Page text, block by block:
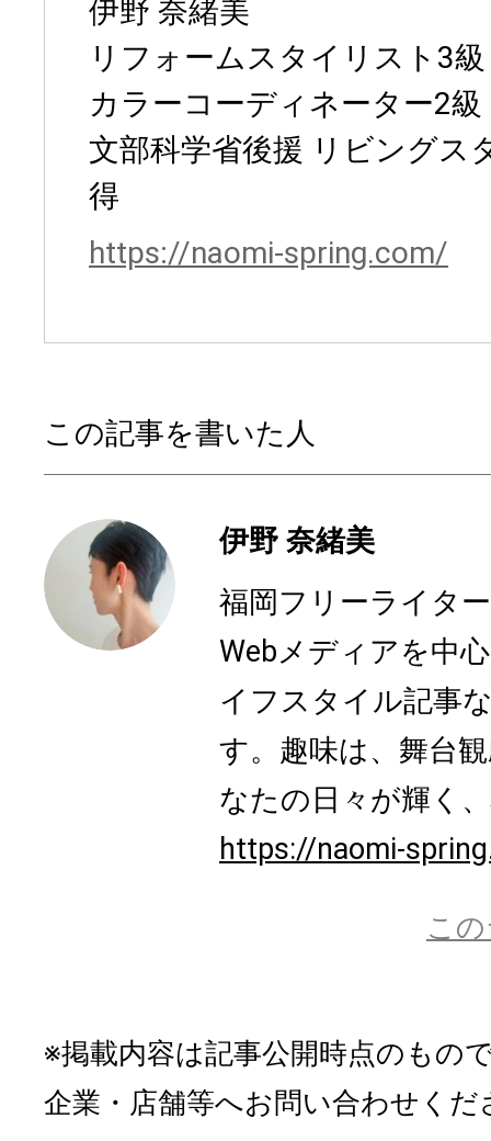
伊野 奈緒美
リフォームスタイリスト3級
カラーコーディネーター2級
文部科学省後援 リビングス
得
https://naomi-spring.com/
この記事を書いた人
伊野 奈緒美
福岡フリーライタ
Webメディアを中
イフスタイル記事
す。趣味は、舞台
なたの日々が輝く
https://naomi-
こ
※掲載内容は記事公開時点のもの
企業・店舗等へお問い合わせくだ